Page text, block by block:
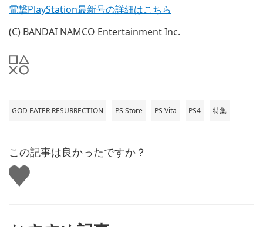
電撃PlayStation最新号の詳細はこちら
(C) BANDAI NAMCO Entertainment Inc.
GOD EATER RESURRECTION PS Store PS Vita PS4 特集
この記事は良かったですか？
い
い